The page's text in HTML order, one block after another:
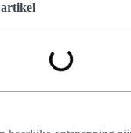
artikel